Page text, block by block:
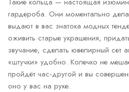
гардероба. Они моментально
выдают в вас знатока модных
оживить старые украшения,
звучание, сделать ювелирный сет
«штучки» удобно. Колечко не
пройдёт час-другой и вы
оно у вас на руке.